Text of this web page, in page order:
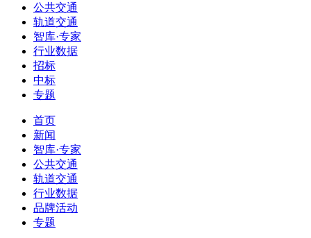
公共交通
轨道交通
智库·专家
行业数据
招标
中标
专题
首页
新闻
智库·专家
公共交通
轨道交通
行业数据
品牌活动
专题